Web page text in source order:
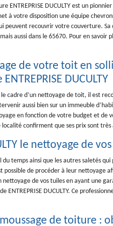
ENTREPRISE DUCULTY est un
à votre disposition une équipe
peuvent recouvrir votre couverture.
aussi dans le 65670. Pour en savoir
de votre toit en
DUCULTY
cadre d’un nettoyage de toit, il est
aussi bien sur un immeuble
en fonction de votre budget et de
confirment que ses prix sont très
le nettoyage de
du temps ainsi que les autres saletés
de procéder à leur nettoyage
nettoyage de vos tuiles en ayant une
ENTREPRISE DUCULTY. Ce
de toiture :